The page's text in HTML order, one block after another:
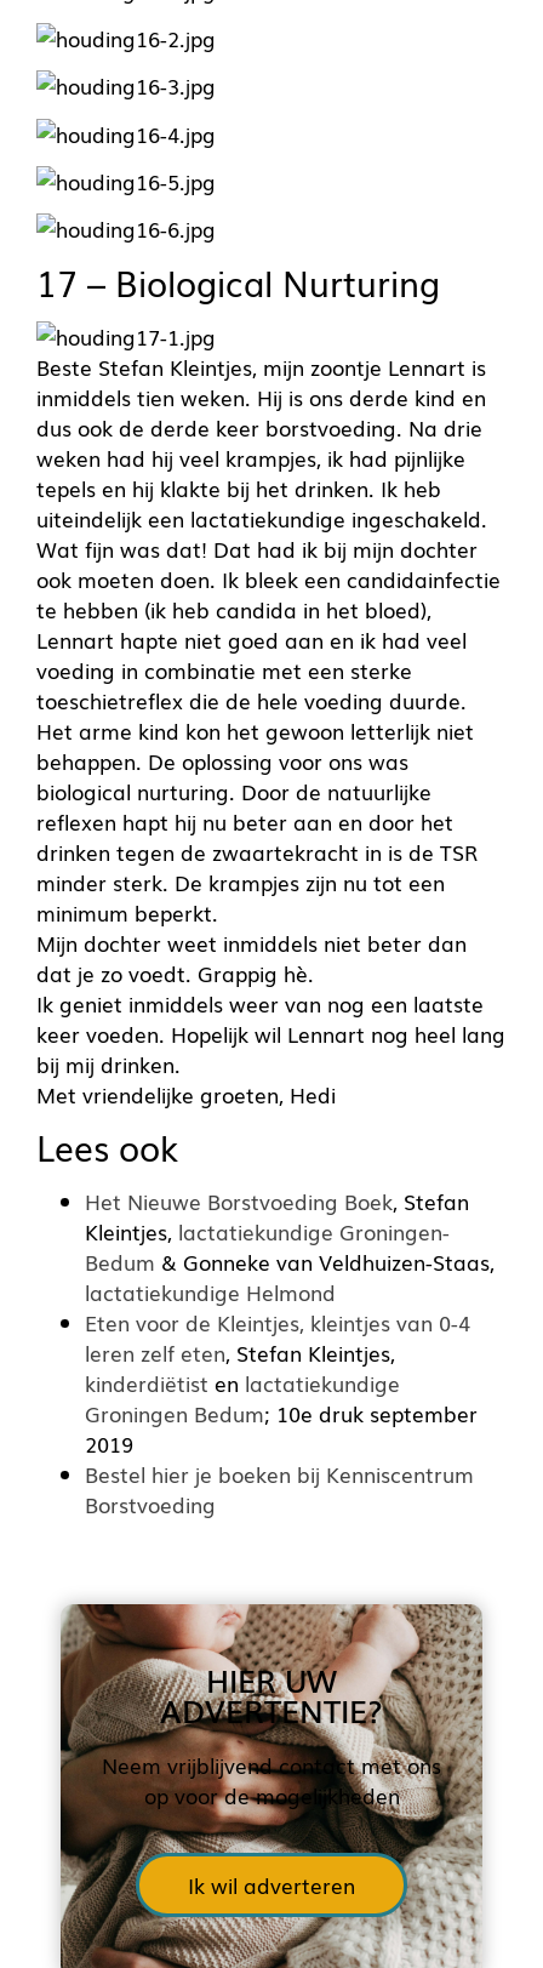
17 – Biological Nurturing
Beste Stefan Kleintjes, mijn zoontje Lennart is
inmiddels tien weken. Hij is ons derde kind en
dus ook de derde keer borstvoeding. Na drie
weken had hij veel krampjes, ik had pijnlijke
tepels en hij klakte bij het drinken. Ik heb
uiteindelijk een lactatiekundige ingeschakeld.
Wat fijn was dat! Dat had ik bij mijn dochter
ook moeten doen. Ik bleek een candidainfectie
te hebben (ik heb candida in het bloed),
Lennart hapte niet goed aan en ik had veel
voeding in combinatie met een sterke
toeschietreflex die de hele voeding duurde.
Het arme kind kon het gewoon letterlijk niet
behappen. De oplossing voor ons was
biological nurturing. Door de natuurlijke
reflexen hapt hij nu beter aan en door het
drinken tegen de zwaartekracht in is de TSR
minder sterk. De krampjes zijn nu tot een
minimum beperkt.
Mijn dochter weet inmiddels niet beter dan
dat je zo voedt. Grappig hè.
Ik geniet inmiddels weer van nog een laatste
keer voeden. Hopelijk wil Lennart nog heel lang
bij mij drinken.
Met vriendelijke groeten, Hedi
Lees ook
Het Nieuwe Borstvoeding Boek, Stefan
Kleintjes, lactatiekundige Groningen-
Bedum & Gonneke van Veldhuizen-Staas,
lactatiekundige Helmond
Eten voor de Kleintjes, kleintjes van 0-4
leren zelf eten, Stefan Kleintjes,
kinderdiëtist en lactatiekundige
Groningen Bedum; 10e druk september
2019
Bestel hier je boeken bij Kenniscentrum
Borstvoeding
HIER UW
ADVERTENTIE?
Neem vrijblijvend contact met ons
op voor de mogelijkheden
Ik wil adverteren